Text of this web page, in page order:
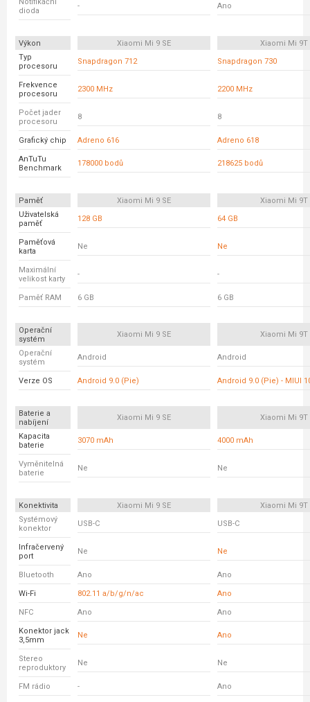
dioda
- Ano
Výkon Xiaomi Mi 9 SE
Xiaomi Mi 9T
Typ
procesoru
Snapdragon 712 Snapdragon 730
Frekvence
procesoru
2300 MHz 2200 MHz
Počet jader
procesoru
8 8
Grafický chip Adreno 616 Adreno 618
AnTuTu
Benchmark
178000 bodů 218625 bodů
Paměť Xiaomi Mi 9 SE
Xiaomi Mi 9T
Uživatelská
paměť
128 GB 64 GB
Paměťová
karta
Ne Ne
Maximální
velikost karty
- -
Paměť RAM 6 GB 6 GB
Operační
systém
Xiaomi Mi 9 SE Xiaomi Mi 9T
Operační
systém
Android Android
Verze OS Android 9.0 (Pie) Android 9.0 (Pie) - MIUI
Baterie a
nabíjení
Xiaomi Mi 9 SE Xiaomi Mi 9T
Kapacita
baterie
3070 mAh 4000 mAh
Vyměnitelná
baterie
Ne Ne
Konektivita Xiaomi Mi 9 SE
Xiaomi Mi 9T
Systémový
konektor
USB-C USB-C
Infračervený
port
Ne Ne
Bluetooth Ano Ano
Wi-Fi 802.11 a/b/g/n/ac Ano
NFC Ano Ano
Konektor jack
3,5mm
Ne Ano
Stereo
reproduktory
Ne Ne
FM rádio - Ano